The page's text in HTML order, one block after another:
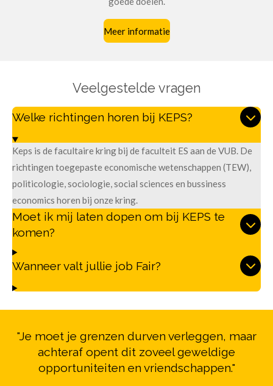
Meer informatie
Veelgestelde vragen
Welke richtingen horen bij KEPS?
Keps is de facultaire kring bij de faculteit ES aan de VUB. De
richtingen toegepaste economische wetenschappen (TEW),
politicologie, sociologie, social sciences en bussiness
economics horen bij onze kring.
Moet ik mij laten dopen om bij KEPS te
komen?
Wanneer valt jullie job Fair?
"Je moet je grenzen durven verleggen, maar
achteraf opent dit zoveel geweldige
opportuniteiten en vriendschappen."